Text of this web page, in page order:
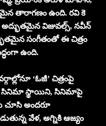
తారాగణం ఉంది. రవి కె
విజువల్స్, నవీన్
సంగీతంతో ఈ చిత్రం
ఉంది.
‘ఓజీ’ చిత్రంపై
స్థాయిని, సినిమాపై
చూసి అందరూ
వేళ, అగ్నికి ఆజ్యం